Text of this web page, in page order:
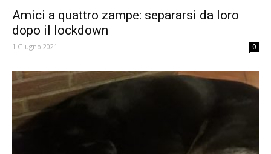
Amici a quattro zampe: separarsi da loro
dopo il lockdown
1 Giugno 2021 0